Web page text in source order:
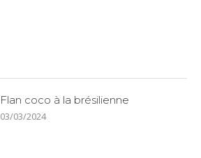
Flan coco à la brésilienne
03/03/2024